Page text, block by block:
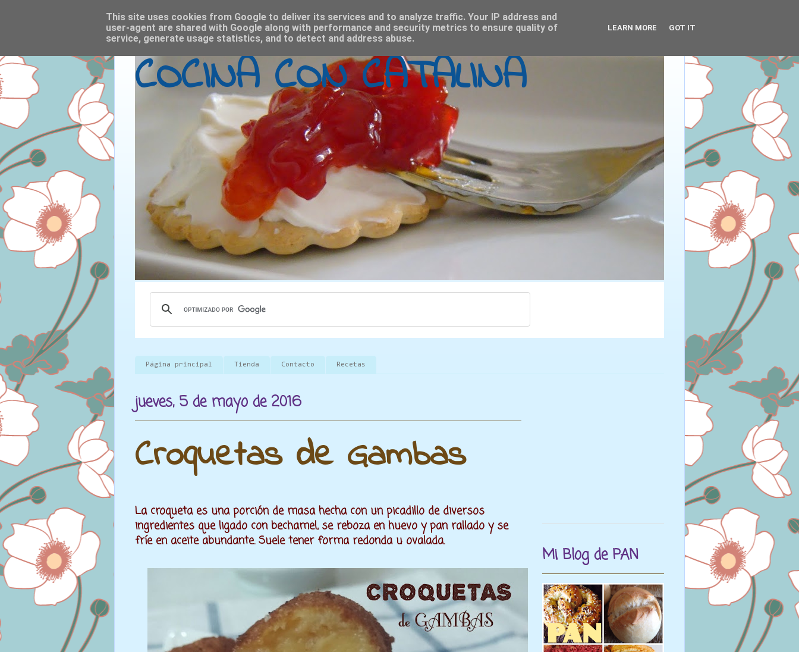
COCINA CON CATALINA
Página principal Tienda Contacto Recetas
jueves, 5 de mayo de 2016
Croquetas de Gambas
La croqueta es una porción de masa hecha con un picadillo de diversos
ingredientes que ligado con bechamel, se reboza en huevo y pan rallado y se
fríe en aceite abundante. Suele tener forma redonda u ovalada.
Mi Blog de PAN
This site uses cookies from Google to deliver its services and to analyze traffic. Your IP address and
user-agent are shared with Google along with performance and security metrics to ensure quality of
service, generate usage statistics, and to detect and address abuse.
LEARN MORE GOT IT